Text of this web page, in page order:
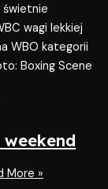
świetnie
wagi lekkiej
WBO kategorii
Boxing Scene
More »